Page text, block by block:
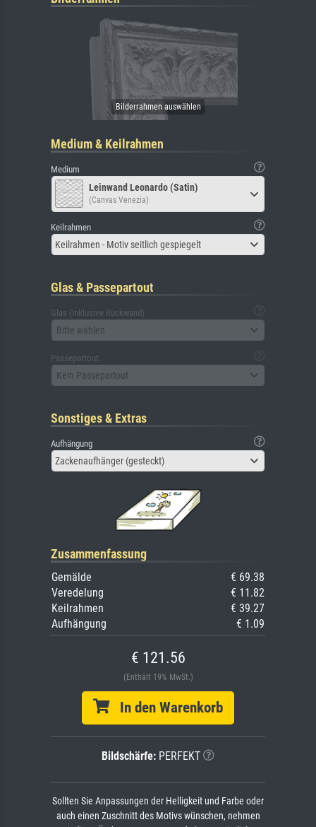
Medium & Keilrahmen
Medium
Leinwand Leonardo (Satin)
(Canvas Venezia)
Keilrahmen
Keilrahmen - Motiv seitlich gespiegelt
Glas & Passepartout
Glas (inklusive Rückwand)
Bitte wählen
Passepartout
Kein Passepartout
Sonstiges & Extras
Aufhängung
Zackenaufhänger (gesteckt)
Zusammenfassung
Gemälde
€ 69.38
Veredelung
€ 11.82
Keilrahmen
€ 39.27
Aufhängung
€ 1.09
€ 121.56
(Enthält 19% MwSt.)
In den Warenkorb
Bildschärfe: PERFEKT
Sollten Sie Anpassungen der Helligkeit und Farbe oder
auch einen Zuschnitt des Motivs wünschen, nehmen